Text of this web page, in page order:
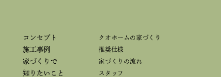
コンセプト
施工事例
家づくりで
知りたいこと
クオホームの家づくり
推奨仕様
家づくりの流れ
スタッフ